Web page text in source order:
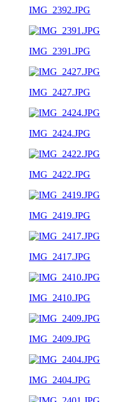
IMG_2392.JPG
IMG_2391.JPG
IMG_2427.JPG
IMG_2424.JPG
IMG_2422.JPG
IMG_2419.JPG
IMG_2417.JPG
IMG_2410.JPG
IMG_2409.JPG
IMG_2404.JPG